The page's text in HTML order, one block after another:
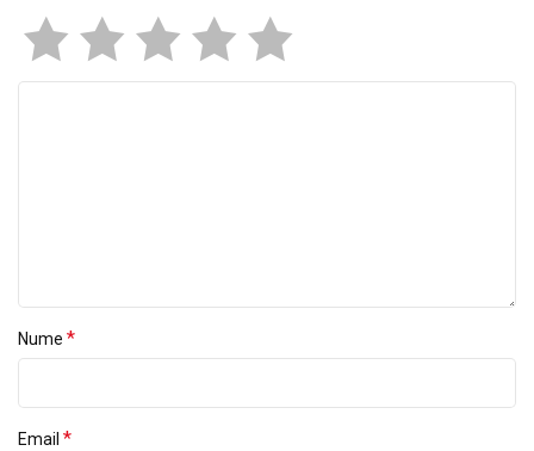
Nume *
Email *